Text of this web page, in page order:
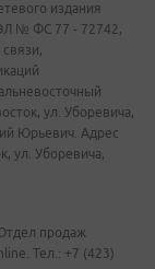
издания
№ ФС 77 - 72742,
ул. Уборевича,
Юрьевич. Адрес
ул. Уборевича,
продаж
Тел.: +7 (423)